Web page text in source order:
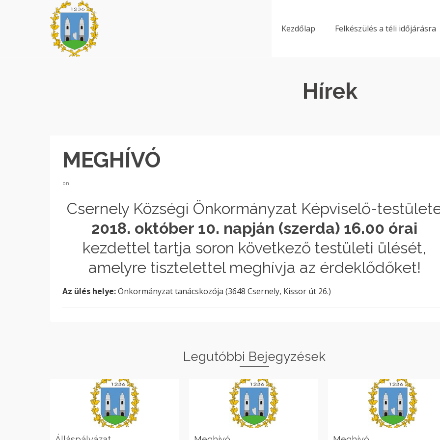
Kezdőlap Felkészülés a téli időjárásra
Hírek
MEGHÍVÓ
on
Csernely Községi Önkormányzat Képviselő-
2018. október 10. napján (szerda) 16.00 órai
kezdettel tartja soron következő testületi ülését,
amelyre tisztelettel meghívja az érdeklődőket!
Az ülés helye:Önkormányzat tanácskozója (3648 Csernely, Kissor út 26.)
Legutóbbi Bejegyzések